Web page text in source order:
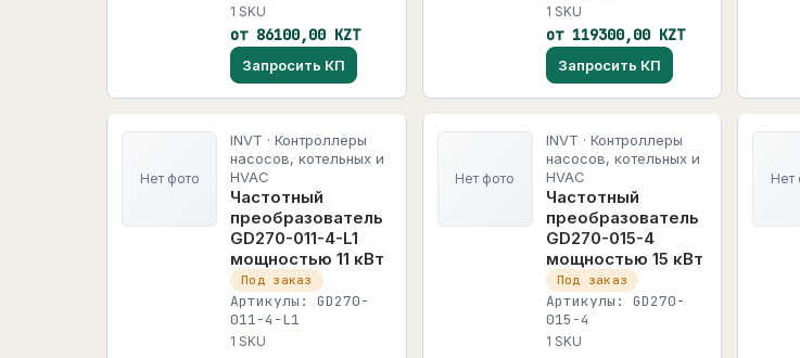
1 SKU
от 86100,00 KZT
Запросить КП
1 SKU
от 119300,00 KZT
Запросить КП
Нет фото
INVT · Контроллеры
насосов, котельных и
HVAC
Частотный
преобразователь
GD270-011-4-L1
мощностью 11 кВт
Под заказ
Артикулы: GD270-
011-4-L1
1 SKU
Нет фото
INVT · Контроллеры
насосов, котельных и
HVAC
Частотный
преобразователь
GD270-015-4
мощностью 15 кВт
Под заказ
Артикулы: GD270-
015-4
1 SKU
Нет